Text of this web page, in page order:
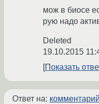
мож в биосе
рую надо
Deleted
19.10.2015
Показать
Ответ на: комментарий